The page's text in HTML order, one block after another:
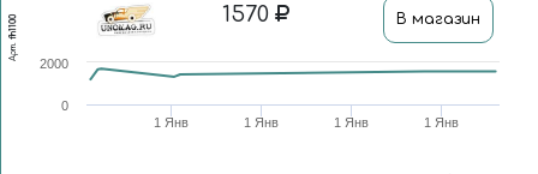
Арт.
fh1100 1570 В магазин
1 Янв 1 Янв 1 Янв 1 Янв
0
2000